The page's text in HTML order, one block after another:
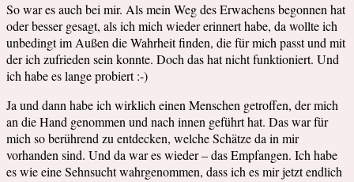
So war es auch bei mir. Als mein Weg des Erwachens begonnen hat
oder besser gesagt, als ich mich wieder erinnert habe, da wollte ich
unbedingt im Außen die Wahrheit finden, die für mich passt und mit
der ich zufrieden sein konnte. Doch das hat nicht funktioniert. Und
ich habe es lange probiert :-)
Ja und dann habe ich wirklich einen Menschen getroffen, der mich
an die Hand genommen und nach innen geführt hat. Das war für
mich so berührend zu entdecken, welche Schätze da in mir
vorhanden sind. Und da war es wieder – das Empfangen. Ich habe
es wie eine Sehnsucht wahrgenommen, dass ich es mir jetzt endlich